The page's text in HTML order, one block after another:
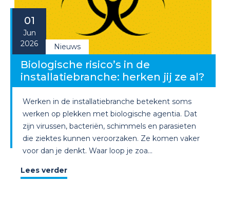
01
Jun
2026
Nieuws
Biologische risico’s in de
installatiebranche: herken jij ze al?
Werken in de installatiebranche betekent soms
werken op plekken met biologische agentia. Dat
zijn virussen, bacteriën, schimmels en parasieten
die ziektes kunnen veroorzaken. Ze komen vaker
voor dan je denkt. Waar loop je zoa...
Lees verder